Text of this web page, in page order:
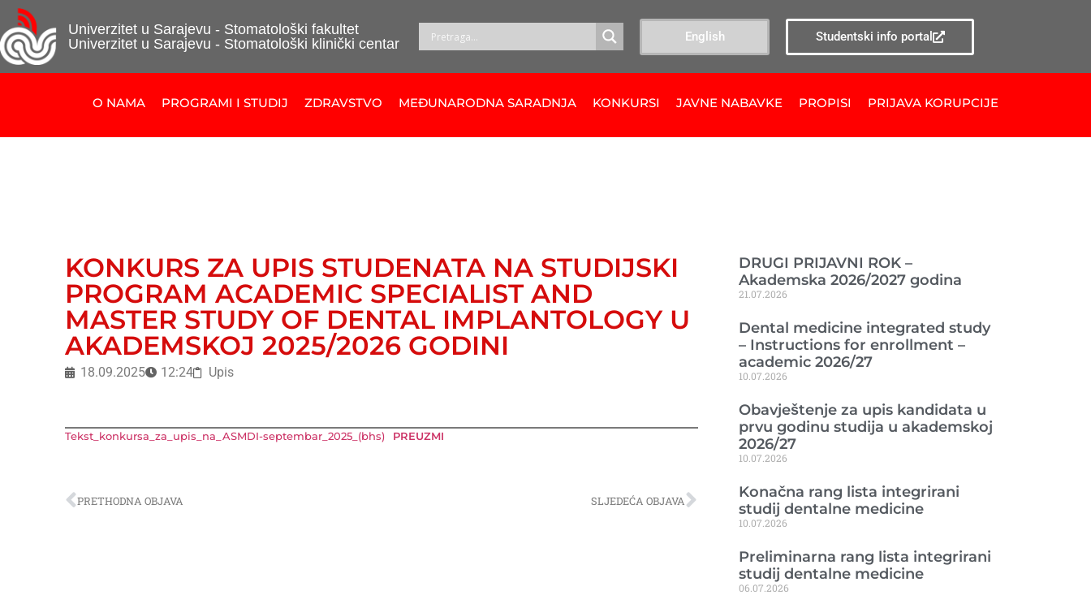
Univerzitet u Sarajevu - Stomatološki fakultet
Univerzitet u Sarajevu - Stomatološki klinički centar
English Studentski info portal
O NAMA PROGRAMI I STUDIJ ZDRAVSTVO MEĐUNARODNA SARADNJA KONKURSI JAVNE NABAVKE PROPISI PRIJAVA KORUPCIJE
KONKURS ZA UPIS STUDENATA NA STUDIJSKI
PROGRAM ACADEMIC SPECIALIST AND
MASTER STUDY OF DENTAL IMPLANTOLOGY U
AKADEMSKOJ 2025/2026 GODINI
18.09.2025 12:24 Upis
Tekst_konkursa_za_upis_na_ASMDI-septembar_2025_(bhs) PREUZMI
PRETHODNA OBJAVA SLJEDEĆA OBJAVA
DRUGI PRIJAVNI ROK –
Akademska 2026/2027 godina
21.07.2026
Dental medicine integrated study
– Instructions for enrollment –
academic 2026/27
10.07.2026
Obavještenje za upis kandidata u
prvu godinu studija u akademskoj
2026/27
10.07.2026
Konačna rang lista integrirani
studij dentalne medicine
10.07.2026
Preliminarna rang lista integrirani
studij dentalne medicine
06.07.2026